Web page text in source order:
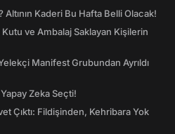
Altının Kaderi Bu Hafta Belli Olacak!
Kutu ve Ambalaj Saklayan Kişilerin
Manifest Grubundan Ayrıldı
Zeka Seçti!
Çıktı: Fildişinden, Kehribara Yok